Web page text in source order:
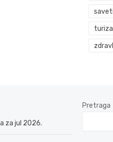
saveti
za jul 2026.
Pretraga